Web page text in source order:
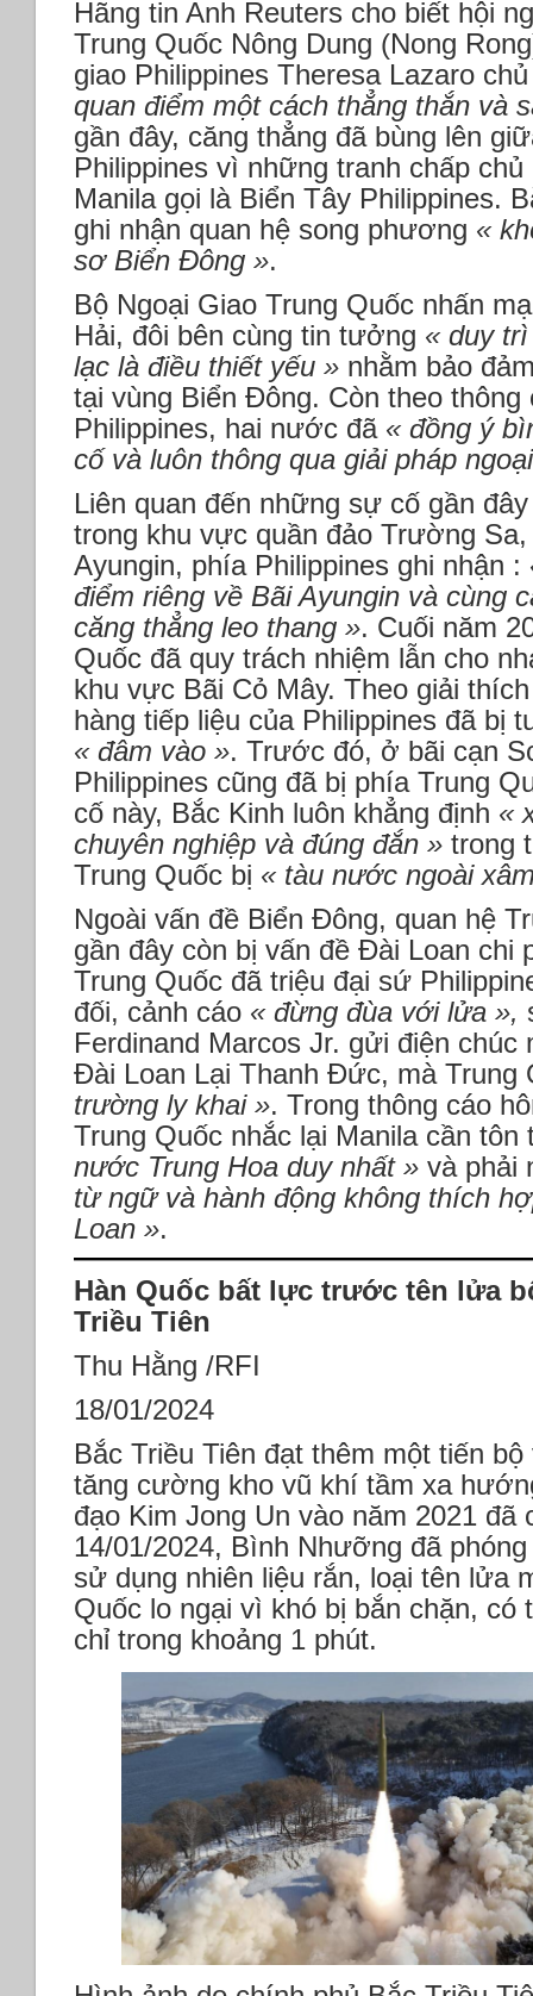
Hãng tin Anh Reuters cho biết hội
Trung Quốc Nông Dung (Nong
giao Philippines Theresa Lazaro
quan điểm một cách thẳng thắn và
gần đây, căng thẳng đã bùng lên
Philippines vì những tranh chấp
Manila gọi là Biển Tây Philippines.
ghi nhận quan hệ song phương «
sơ Biển Đông ».
Bộ Ngoại Giao Trung Quốc nhấn
Hải, đôi bên cùng tin tưởng « duy
lạc là điều thiết yếu » nhằm bảo
tại vùng Biển Đông. Còn theo thông
Philippines, hai nước đã « đồng ý
cố và luôn thông qua giải pháp
Liên quan đến những sự cố gần
trong khu vực quần đảo Trường
Ayungin, phía Philippines ghi nhận :
điểm riêng về Bãi Ayungin và cùng
căng thẳng leo thang ». Cuối năm
Quốc đã quy trách nhiệm lẫn cho
khu vực Bãi Cỏ Mây. Theo giải
hàng tiếp liệu của Philippines đã bị
« đâm vào ». Trước đó, ở bãi cạn
Philippines cũng đã bị phía Trung
cố này, Bắc Kinh luôn khẳng định «
chuyên nghiệp và đúng đắn » trong
Trung Quốc bị « tàu nước ngoài
Ngoài vấn đề Biển Đông, quan hệ
gần đây còn bị vấn đề Đài Loan chi
Trung Quốc đã triệu đại sứ
đối, cảnh cáo « đừng đùa với lửa »,
Ferdinand Marcos Jr. gửi điện
Đài Loan Lại Thanh Đức, mà Trung
trường ly khai ». Trong thông cáo
Trung Quốc nhắc lại Manila cần
nước Trung Hoa duy nhất » và phải
từ ngữ và hành động không thích
Loan ».
Hàn Quốc bất lực trước tên lửa
Triều Tiên
Thu Hằng /RFI
18/01/2024
Bắc Triều Tiên đạt thêm một tiến
tăng cường kho vũ khí tầm xa
đạo Kim Jong Un vào năm 2021
14/01/2024, Bình Nhưỡng đã
sử dụng nhiên liệu rắn, loại tên lửa
Quốc lo ngại vì khó bị bắn chặn, có
chỉ trong khoảng 1 phút.